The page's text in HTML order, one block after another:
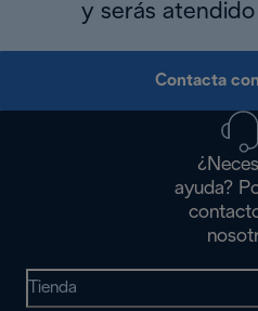
y serás
Contacta
ayuda?
Tienda